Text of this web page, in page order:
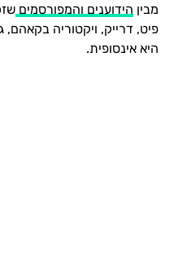
מבין הידוענים והמפורסמים
פיט, דרייק, ויקטוריה בקאהם,
היא אינסופית.